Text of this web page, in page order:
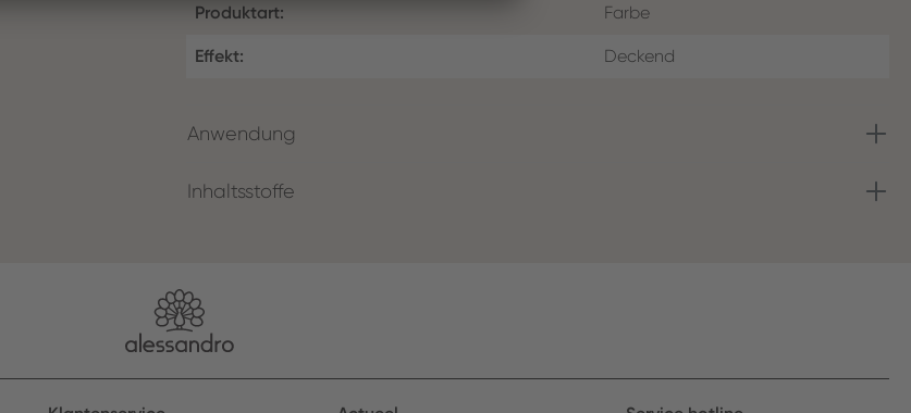
Produktart: Farbe
Effekt: Deckend
Anwendung
Inhaltsstoffe